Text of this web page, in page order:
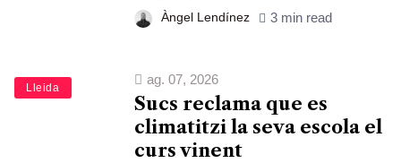
Àngel Lendínez 3 min read
Lleida
ag. 07, 2026
Sucs reclama que es
climatitzi la seva escola el
curs vinent